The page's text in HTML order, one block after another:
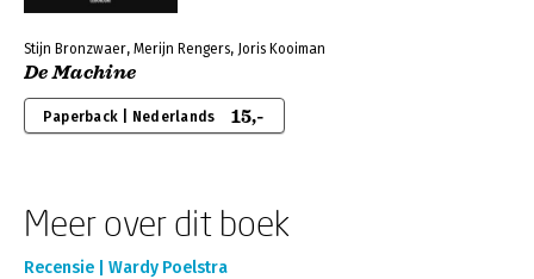
Stijn Bronzwaer, Merijn Rengers, Joris Kooiman
De Machine
Paperback | Nederlands 15,-
Meer over dit boek
Recensie | Wardy Poelstra